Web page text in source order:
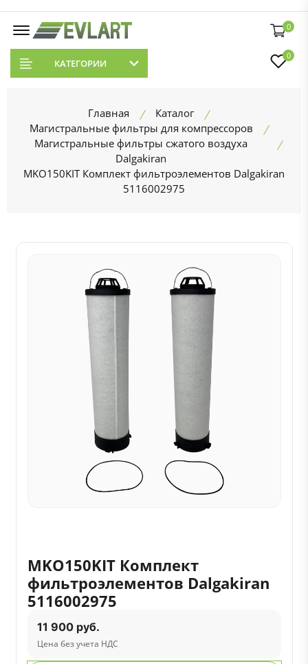
0
КАТЕГОРИИ
0
Главная
Каталог
Магистральные фильтры для компрессоров
Магистральные фильтры сжатого воздуха
Dalgakiran
MKO150KIT Комплект фильтроэлементов Dalgakiran
5116002975
MKO150KIT Комплект
фильтроэлементов Dalgakiran
5116002975
11 900 руб.
Цена без учета НДС